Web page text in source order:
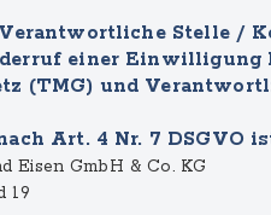
Stelle /
einer Einwilligung
(TMG) und
Art. 4 Nr. 7 DSGVO
Eisen GmbH & Co. KG
19